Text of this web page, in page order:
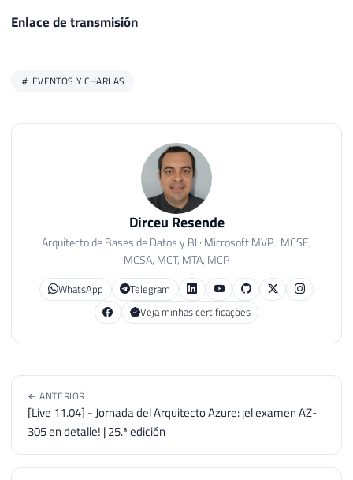
Enlace de transmisión
EVENTOS Y CHARLAS
Dirceu Resende
Arquitecto de Bases de Datos y BI · Microsoft MVP · MCSE,
MCSA, MCT, MTA, MCP
WhatsApp
Telegram
Veja minhas certificações
← ANTERIOR
[Live 11.04] - Jornada del Arquitecto Azure: ¡el examen AZ-
305 en detalle! | 25.ª edición